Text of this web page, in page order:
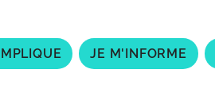
JE M'INFORME